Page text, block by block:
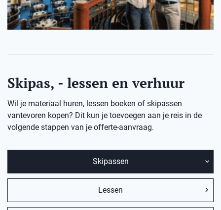
Skipas, - lessen en verhuur
Wil je materiaal huren, lessen boeken of skipassen
vantevoren kopen? Dit kun je toevoegen aan je reis in de
volgende stappen van je offerte-aanvraag.
Skipassen
Lessen